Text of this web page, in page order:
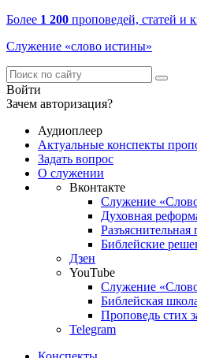
Более 1 200 проповедей, статей и
Служение «слово истины»
Войти
Зачем авторизация?
Аудиоплеер
Актуальные конспекты
Задать вопрос
О служении
Вконтакте
Служение
Духовная
Разъяснительная
Библейские
Дзен
YouTube
Служение
Библейская
Проповедь стих
Telegram